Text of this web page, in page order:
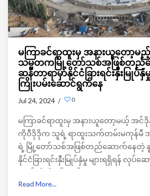
မကြာခင်ရာထူးမှ အနားယူတော့မည့်
သမ္မတကမြို့တော်သစ်အဖြစ်တည်
ဆန်တာရာမှာနိုင်ငံခြားရင်းနှီးမြုပ်နှံ
ကြိုးပမ်းဆောင်ရွက်နေ
Jul 24, 2024 / 0
မကြာခင်ရာထူးမှ အနားယူတော့မယ့် အင်ဒို
ကိုဝီဒိုဒိုက သူရဲ့ ရာထူးသက်တမ်းမကုန်မီ
ရဲ့ မြို့တော်သစ်အဖြစ်တည်ဆောက်နေတဲ့
နိုင်ငံခြားရင်းနှီးမြုပ်နှံမှု များရရှိရန် လုပ်ဆ
Read More...